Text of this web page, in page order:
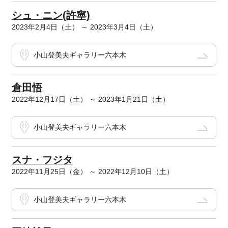
シュ・ニン(許寧)
2023年2月4日（土） ～ 2023年3月4日（土）
小山登美夫ギャラリー六本木
倉田悟
2022年12月17日（土） ～ 2023年1月21日（土）
小山登美夫ギャラリー六本木
スナ・フジタ
2022年11月25日（金） ～ 2022年12月10日（土）
小山登美夫ギャラリー六本木